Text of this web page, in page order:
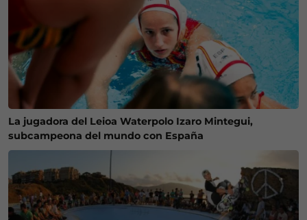
La jugadora del Leioa Waterpolo Izaro Mintegui,
subcampeona del mundo con España